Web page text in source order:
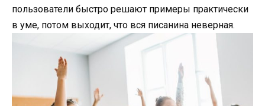
пользователи быстро решают примеры практически
в уме, потом выходит, что вся писанина неверная.